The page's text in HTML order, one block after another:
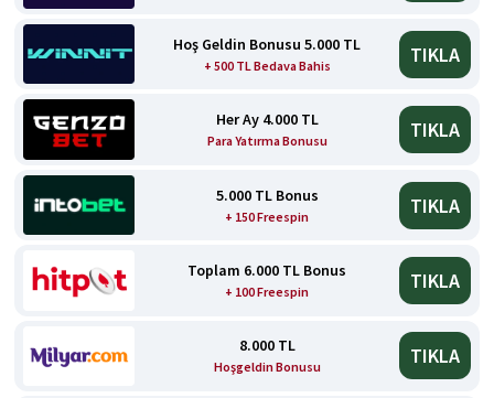
Hoş Geldin Bonusu 5.000 TL
+ 500 TL Bedava Bahis TIKLA
Her Ay 4.000 TL
Para Yatırma Bonusu TIKLA
5.000 TL Bonus
+ 150 Freespin TIKLA
Toplam 6.000 TL Bonus
+ 100 Freespin TIKLA
8.000 TL
Hoşgeldin Bonusu TIKLA